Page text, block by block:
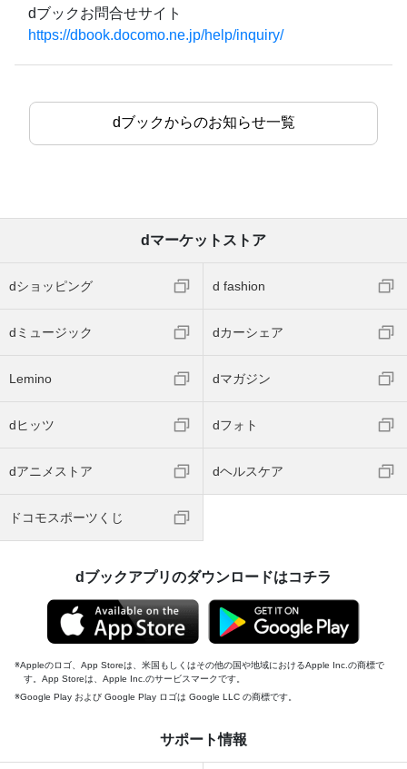
dブックお問合せサイト
https://dbook.docomo.ne.jp/help/inquiry/
dブックからのお知らせ一覧
dマーケットストア
dショッピング d fashion
dミュージック dカーシェア
Lemino dマガジン
dヒッツ dフォト
dアニメストア dヘルスケア
ドコモスポーツくじ
dブックアプリのダウンロードはコチラ
Appleのロゴ、App Storeは、米国もしくはその他の国や地域におけるApple Inc.の商標で
す。App Storeは、Apple Inc.のサービスマークです。
Google Play および Google Play ロゴは Google LLC の商標です。
サポート情報